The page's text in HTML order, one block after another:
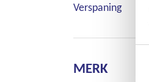
Verspaning
MERK